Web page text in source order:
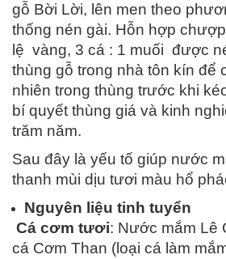
gỗ Bời Lời, lên men theo
thống nén gài. Hỗn hợp
lệ vàng, 3 cá : 1 muối được
thùng gỗ trong nhà tôn kín để
nhiên trong thùng trước khi
bí quyết thùng giá và kinh
trăm năm.
Sau đây là yếu tố giúp nước
thanh mùi dịu tươi màu hổ
Nguyên liệu tinh tuyển
Cá cơm tươi: Nước mắm Lê
cá Cơm Than (loại cá làm